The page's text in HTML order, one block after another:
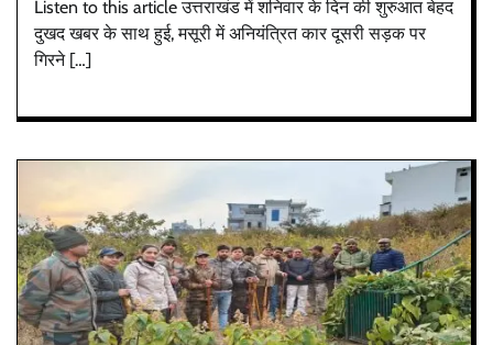
Listen to this article उत्तराखंड में शनिवार के दिन की शुरुआत बेहद
दुखद खबर के साथ हुई, मसूरी में अनियंत्रित कार दूसरी सड़क पर
गिरने […]